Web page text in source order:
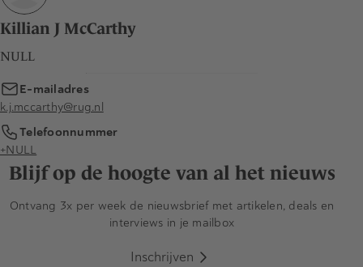
Killian J McCarthy
NULL
E-mailadres
k.j.mccarthy@rug.nl
Telefoonnummer
+NULL
Blijf op de hoogte van al het nieuws
Ontvang 3x per week de nieuwsbrief met artikelen, deals en
interviews in je mailbox
Inschrijven